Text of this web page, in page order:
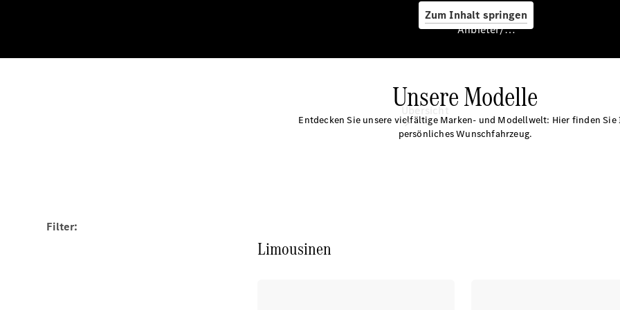
Zum Inhalt springen
Anbieter/Datenschutz
Übersicht
Anbieter/Datenschutz
Unsere Modelle
Entdecken Sie unsere vielfältige Marken- und Modellwelt: Hier finden Sie
persönliches Wunschfahrzeug.
Filter:
Limousinen